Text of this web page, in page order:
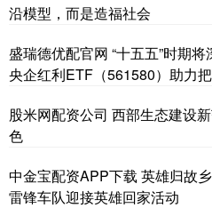
沿模型，而是造福社会
盛瑞德优配官网 “十五五”时期
央企红利ETF（561580）助力
股米网配资公司 西部生态建设
色
中金宝配资APP下载 英雄归故
雷锋车队迎接英雄回家活动